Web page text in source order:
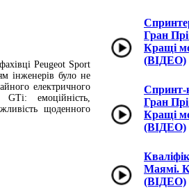
Peugeot Sport
інженерів було не
електричного
емоційність,
щоденного
Гран
Кращі
(ВІДЕО)
Спринт-
Гран
Кращі
(ВІДЕО)
Маямі.
(ВІДЕО)